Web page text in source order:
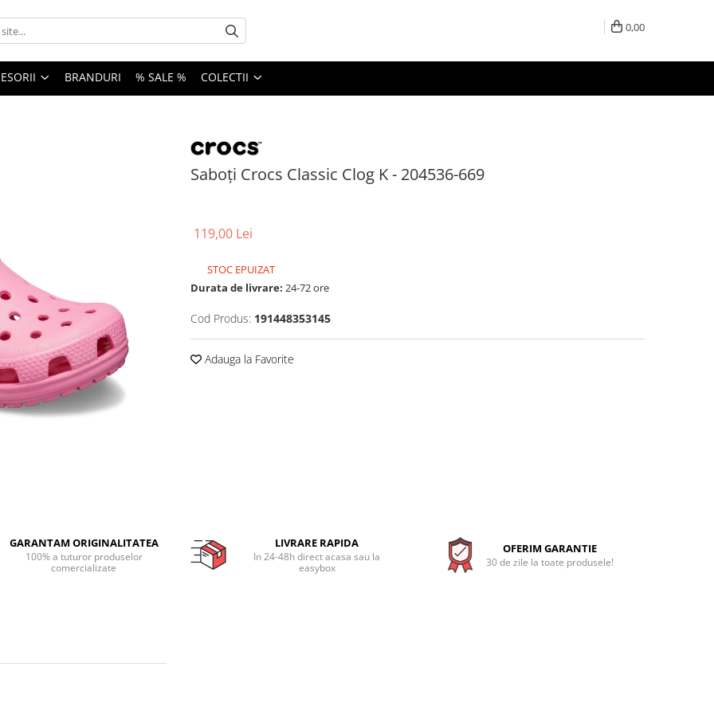
0,00
BRANDURI % SALE % COLECTII
Saboți Crocs Classic Clog K - 204536-669
119,00 Lei
STOC EPUIZAT
Durata de livrare: 24-72 ore
Cod Produs: 191448353145
Adauga la Favorite
GARANTAM ORIGINALITATEA
100% a tuturor produselor
comercializate
LIVRARE RAPIDA
In 24-48h direct acasa sau la
easybox
OFERIM GARANTIE
30 de zile la toate produsele!